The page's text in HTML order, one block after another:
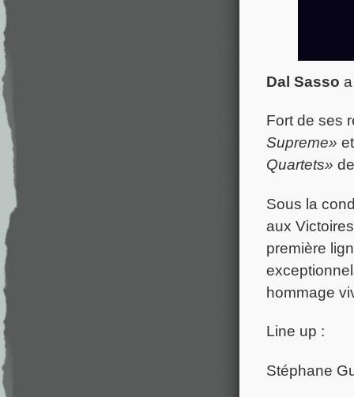
Dal Sasso
Fort de ses
Supreme»
Quartets»
Sous la
aux
première
hommage
Line up :
Stéphane